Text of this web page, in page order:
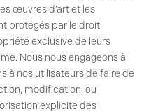
œuvres d’art et les
protégés par le droit
exclusive de leurs
Nous nous engageons à
à nos utilisateurs de faire de
modification, ou
explicite des